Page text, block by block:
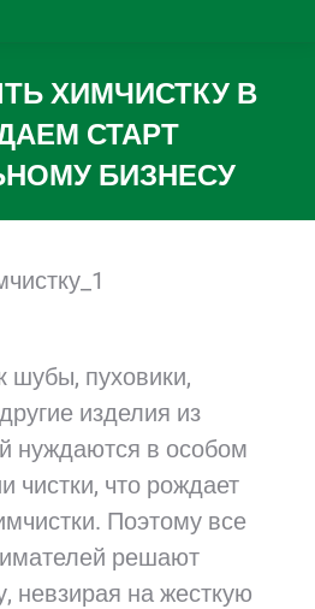
ХИМЧИСТКУ В
СТАРТ
БИЗНЕСУ
Вы здесь:
шубы, пуховики,
изделия из
нуждаются в особом
чистки, что рождает
Поэтому все
решают
невзирая на жесткую